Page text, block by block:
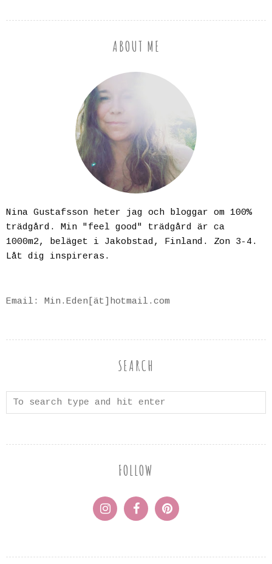
ABOUT ME
Nina Gustafsson heter jag och bloggar om 100%
trädgård. Min "feel good" trädgård är ca
1000m2, beläget i Jakobstad, Finland. Zon 3-4.
Låt dig inspireras.
Email: Min.Eden[ät]hotmail.com
SEARCH
FOLLOW